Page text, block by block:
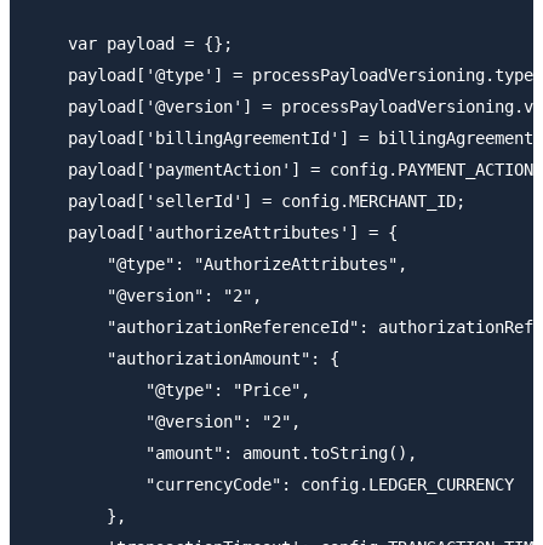
    var payload = {};
    payload['@type'] = processPayloadVersioning.type;
payload['@version'] =
payload['billingAgreementId'] =
payload['paymentAction'] =
    payload['sellerId'] = config.MERCHANT_ID;
    payload['authorizeAttributes'] = {
        "@type": "AuthorizeAttributes",
        "@version": "2",
"authorizationReferenceId":
        "authorizationAmount": {
            "@type": "Price",
            "@version": "2",
            "amount": amount.toString(),
            "currencyCode": config.LEDGER_CURRENCY
        },